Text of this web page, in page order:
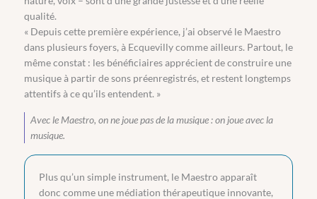
qualité.
« Depuis cette première expérience, j’ai observé le Maestro
dans plusieurs foyers, à Ecquevilly comme ailleurs. Partout, le
même constat : les bénéficiaires apprécient de construire une
musique à partir de sons préenregistrés, et restent longtemps
attentifs à ce qu’ils entendent. »
Avec le Maestro, on ne joue pas de la musique : on joueavecla
musique.
Plus qu’un simple instrument, le Maestro apparaît
donc comme une médiation thérapeutique innovante,